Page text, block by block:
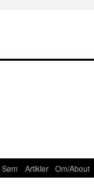
Søm Artikler Om/About